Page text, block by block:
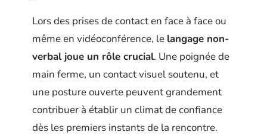
Lors des prises de contact en face à face ou
même en vidéoconférence, le langage non-
verbal joue un rôle crucial. Une poignée de
main ferme, un contact visuel soutenu, et
une posture ouverte peuvent grandement
contribuer à établir un climat de confiance
dès les premiers instants de la rencontre.